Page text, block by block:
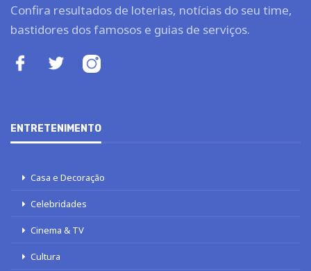
Confira resultados de loterias, notícias do seu time,
bastidores dos famosos e guias de serviços.
ENTRETENIMENTO
Casa e Decoração
Celebridades
Cinema & TV
Cultura